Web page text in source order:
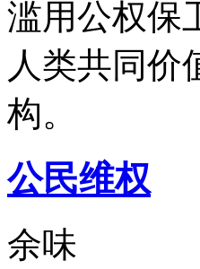
滥用公权保
人类共同价
构。
公民维权
余味